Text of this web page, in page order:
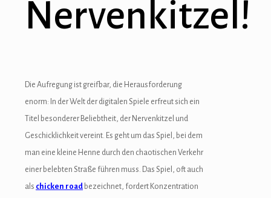
panel
panel
panel
panel
panel
panel
oku
Nervenkitzel!
Die Aufregung ist greifbar, die Herausforderung
enorm: In der Welt der digitalen Spiele erfreut sich ein
Titel besonderer Beliebtheit, der Nervenkitzel und
Geschicklichkeit vereint. Es geht um das Spiel, bei dem
man eine kleine Henne durch den chaotischen Verkehr
einer belebten Straße führen muss. Das Spiel, oft auch
als chicken road bezeichnet, fordert Konzentration